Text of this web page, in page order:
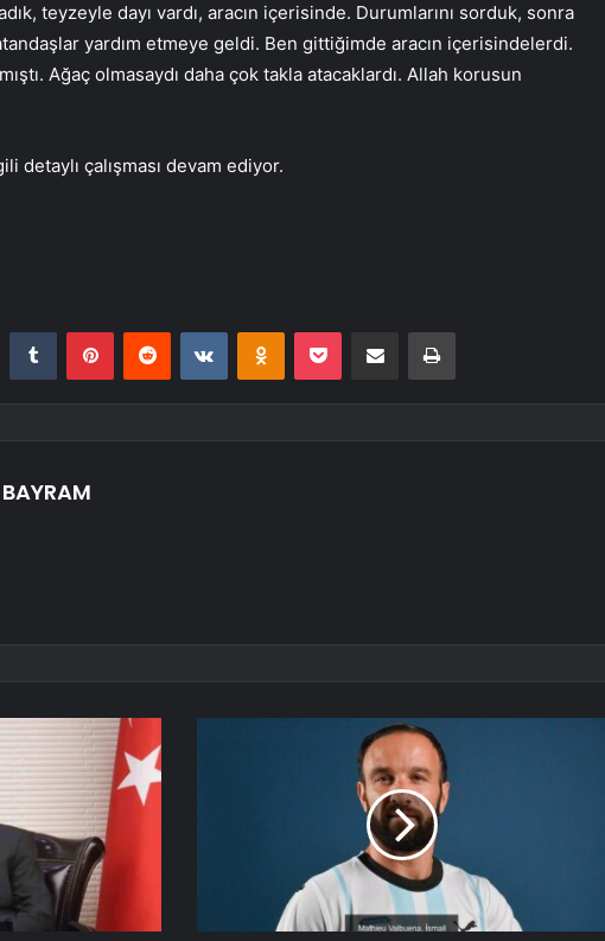
teyzeyle dayı vardı, aracın içerisinde. Durumlarını sorduk, sonra
yardım etmeye geldi. Ben gittiğimde aracın içerisindelerdi.
Ağaç olmasaydı daha çok takla atacaklardı. Allah korusun
detaylı çalışması devam ediyor.
LinkedInTumblr PinterestReddit VKontakteOdnoklassniki
Pocket E-Posta ile paylaş Yazdır